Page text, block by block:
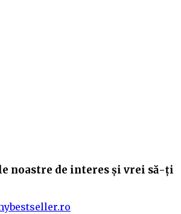
noastre de interes și vrei să-ți